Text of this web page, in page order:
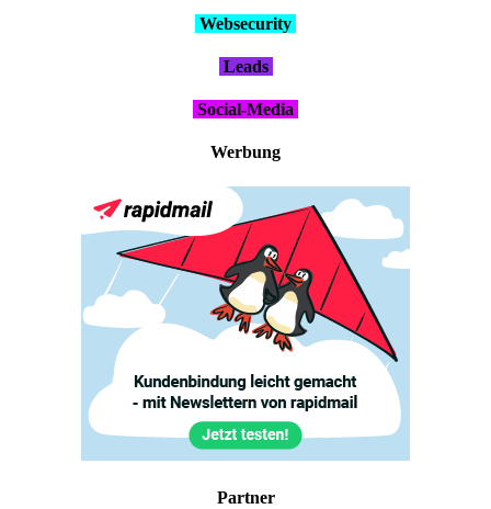
Web­se­cu­ri­ty
Leads
Social-Media
Wer­bung
Part­ner